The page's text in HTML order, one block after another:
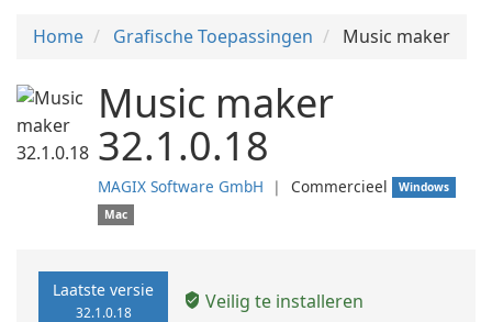
Home Grafische Toepassingen Music maker
Music maker
32.1.0.18
MAGIX Software GmbH ❘ Commercieel
Windows
Mac
Laatste versie
32.1.0.18 Veilig te installeren